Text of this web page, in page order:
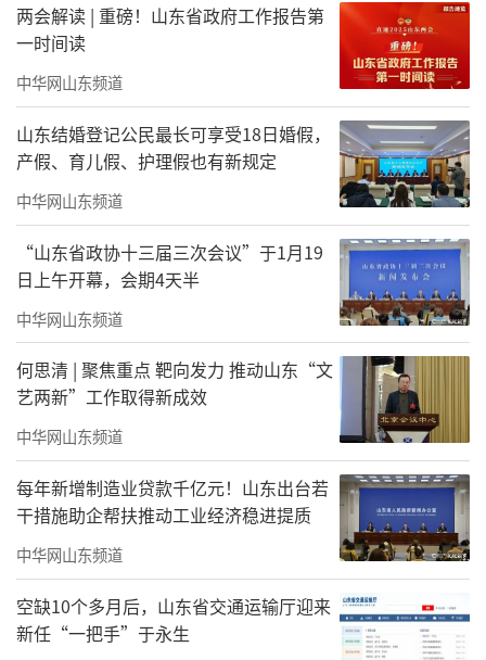
铁人留下的影像资料浩繁，过多照片反而
容易束缚创作思路。为此，我依据铁人生平事
迹先行绘制大量草图，再以草图为骨架，对照
老照片还原场景与氛围，也细致梳理出“铁
人”称号的由来：当地赵大娘目睹队长不顾安
危、拼命苦干，心疼又敬佩地说：“你们这个
队长啊，简直就是个铁人！”许多经典老照片
历经岁月早已模糊黯淡，我便带领学生依据光
影、姿态逐一复原清晰。面对铁人纵身跳入泥
浆池搅拌泥浆的经典场面，我没有局限于照片
临摹，而是带领学生在操场身着旧工装，亲身
模拟每一个动作、神情与力量状态，全身心还
原那份坚毅与决绝。当时围观者众多，众人不
解其意，直至后来在展览与讲座中看到成品，
学生们才真正读懂我的创作思路。
两会解读 | 重磅！山东省政府工作报告第
一时间读
中华网山东频道
山东结婚登记公民最长可享受18日婚假，
产假、育儿假、护理假也有新规定
中华网山东频道
“山东省政协十三届三次会议”于1月19
日上午开幕，会期4天半
中华网山东频道
何思清 | 聚焦重点 靶向发力 推动山东“文
艺两新”工作取得新成效
中华网山东频道
每年新增制造业贷款千亿元！山东出台若
干措施助企帮扶推动工业经济稳进提质
中华网山东频道
空缺10个多月后，山东省交通运输厅迎来
新任“一把手”于永生